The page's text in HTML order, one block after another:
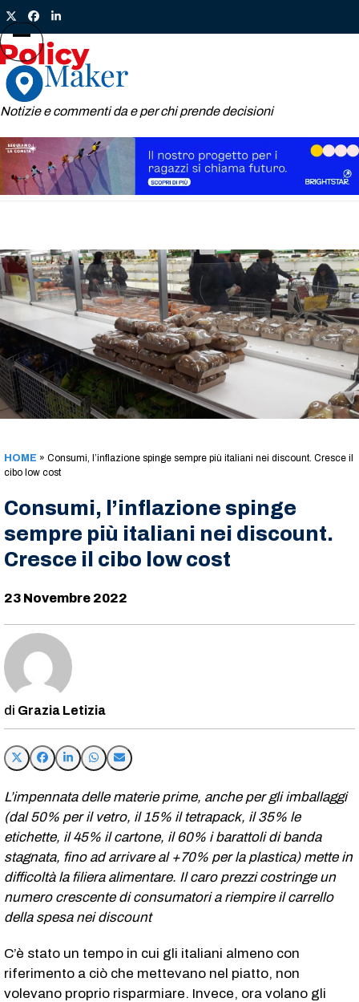
Skip
to
content
TwitterFacebook
LinkedIn
Notizie e commenti da e per chi prende decisioni
Open
mobile
menu
Close
mobile
menu
HOME » Consumi, l’inflazione spinge sempre più italiani nei discount. Cresce il
cibo low cost
Consumi, l’inflazione spinge
sempre più italiani nei discount.
Cresce il cibo low cost
23 Novembre 2022
Grazia Letizia
L’impennata delle materie prime, anche per gli imballaggi
(dal 50% per il vetro, il 15% il tetrapack, il 35% le
etichette, il 45% il cartone, il 60% i barattoli di banda
stagnata, fino ad arrivare al +70% per la plastica) mette in
difficoltà la filiera alimentare. Il caro prezzi costringe un
numero crescente di consumatori a riempire il carrello
della spesa nei discount
C’è stato un tempo in cui gli italiani almeno con
riferimento a ciò che mettevano nel piatto, non
volevano proprio risparmiare. Invece, ora volano gli